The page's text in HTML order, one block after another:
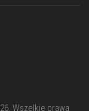
Wszelkie prawa